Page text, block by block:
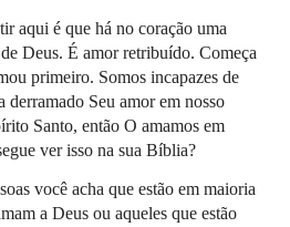
aqui é que há no coração uma
Deus. É amor retribuído. Começa
primeiro. Somos incapazes de
derramado Seu amor em nosso
Santo, então O amamos em
ver isso na sua Bíblia?
você acha que estão em maioria
a Deus ou aqueles que estão